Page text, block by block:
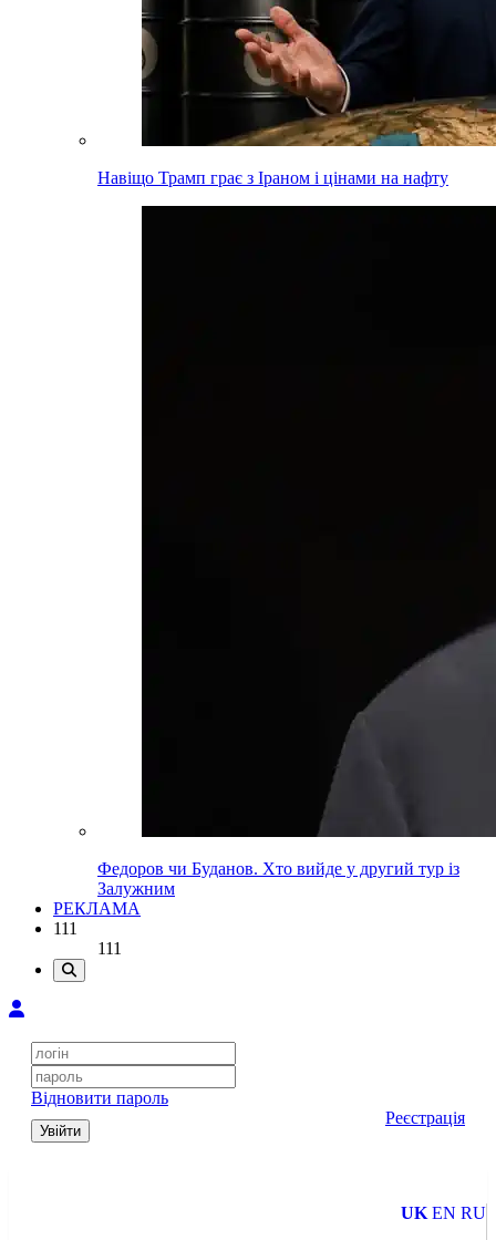
Навіщо Трамп грає з Іраном і цінами на нафту
Федоров чи Буданов. Хто вийде у другий тур із
Залужним
РЕКЛАМА
111
111
Відновити пароль
Увійти
Реєстрація
UK EN RU